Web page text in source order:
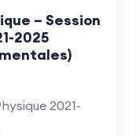
– Session
2025
2021-